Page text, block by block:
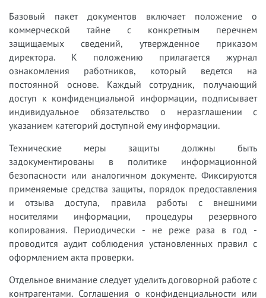
Базовый пакет документов включает положение о
коммерческой тайне с конкретным перечнем
защищаемых сведений, утвержденное приказом
директора. К положению прилагается журнал
ознакомления работников, который ведется на
постоянной основе. Каждый сотрудник, получающий
доступ к конфиденциальной информации, подписывает
индивидуальное обязательство о неразглашении с
указанием категорий доступной ему информации.
Технические меры защиты должны быть
задокументированы в политике информационной
безопасности или аналогичном документе. Фиксируются
применяемые средства защиты, порядок предоставления
и отзыва доступа, правила работы с внешними
носителями информации, процедуры резервного
копирования. Периодически - не реже раза в год -
проводится аудит соблюдения установленных правил с
оформлением акта проверки.
Отдельное внимание следует уделить договорной работе с
контрагентами. Соглашения о конфиденциальности или